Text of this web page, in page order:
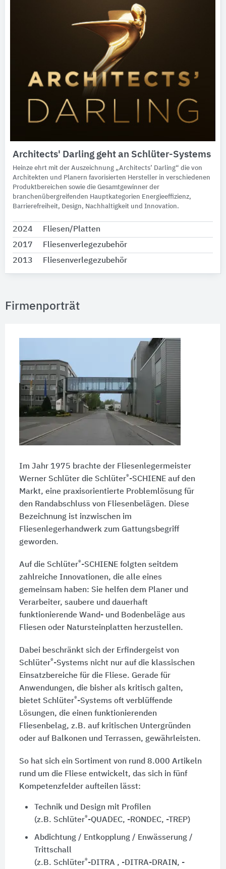
Architects' Darling geht an Schlüter-Systems
Heinze ehrt mit der Auszeichnung „Architects’ Darling“ die von
Architekten und Planern favorisierten Hersteller in verschiedenen
Produktbereichen sowie die Gesamtgewinner der
branchenübergreifenden Hauptkategorien Energieeffizienz,
Barrierefreiheit, Design, Nachhaltigkeit und Innovation.
2024
Fliesen/Platten
2017
Fliesenverlegezubehör
2013
Fliesenverlegezubehör
Firmenporträt
Im Jahr 1975 brachte der Fliesenlegermeister
Werner Schlüterdie Schlüter®-SCHIENEauf den
Markt, eine praxisorientierte Problemlösung für
den Randabschluss von Fliesenbelägen. Diese
Bezeichnung ist inzwischen im
Fliesenlegerhandwerk zum Gattungsbegriff
geworden.
Auf die Schlüter®-SCHIENE folgten seitdem
zahlreiche Innovationen, die alle eines
gemeinsam haben: Sie helfen dem Planer und
Verarbeiter, saubere und dauerhaft
funktionierende Wand- und Bodenbeläge aus
Fliesen oder Natursteinplatten herzustellen.
Dabei beschränkt sich der Erfindergeist von
Schlüter®-Systems nicht nur auf die klassischen
Einsatzbereiche für die Fliese. Gerade für
Anwendungen, die bisher als kritisch galten,
bietet Schlüter®-Systems oft verblüffende
Lösungen, die einen funktionierenden
Fliesenbelag, z.B. auf kritischen Untergründen
oder auf Balkonen und Terrassen, gewährleisten.
So hat sich ein Sortiment von rund 8.000 Artikeln
rund um die Fliese entwickelt, das sich in fünf
Kompetenzfelder aufteilen lässt:
Technik und Design mit Profilen
(z.B. Schlüter®-QUADEC, -RONDEC, -TREP)
Abdichtung / Entkopplung / Enwässerung /
Trittschall
(z.B. Schlüter®-DITRA , -DITRA-DRAIN, -